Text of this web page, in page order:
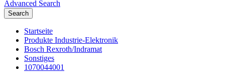
Advanced Search
Search
Startseite
Produkte Industrie-Elektronik
Bosch Rexroth/Indramat
Sonstiges
1070044001